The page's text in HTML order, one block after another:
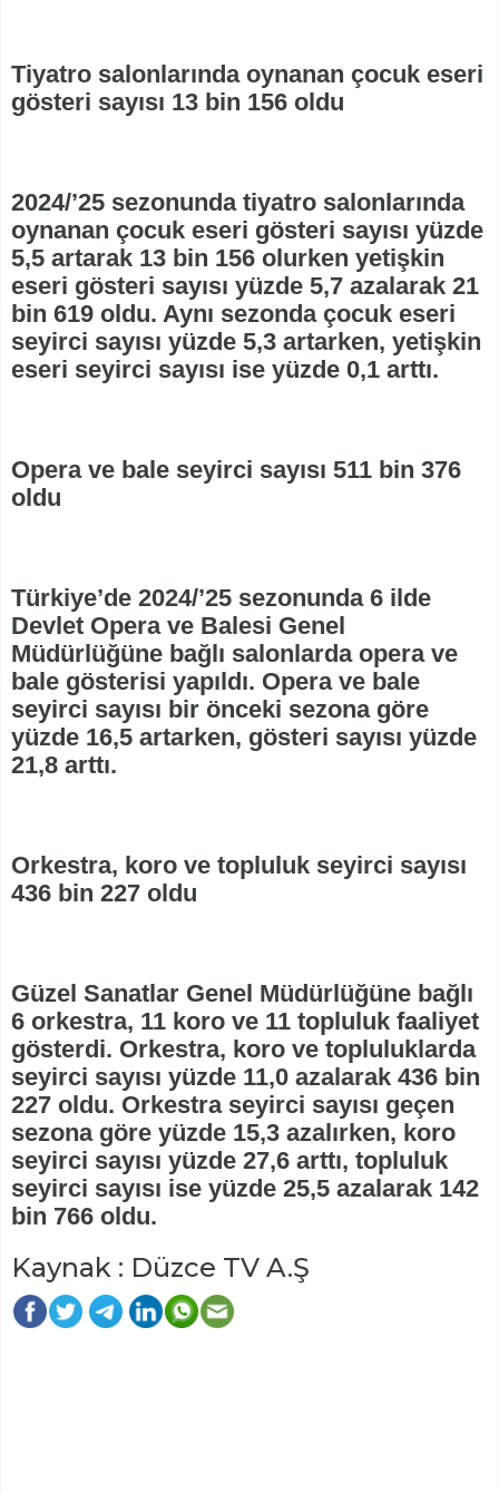
Tiyatro salonlarında oynanan çocuk eseri
gösteri sayısı 13 bin 156 oldu
2024/’25 sezonunda tiyatro salonlarında
oynanan çocuk eseri gösteri sayısı yüzde
5,5 artarak 13 bin 156 olurken yetişkin
eseri gösteri sayısı yüzde 5,7 azalarak 21
bin 619 oldu. Aynı sezonda çocuk eseri
seyirci sayısı yüzde 5,3 artarken, yetişkin
eseri seyirci sayısı ise yüzde 0,1 arttı.
Opera ve bale seyirci sayısı 511 bin 376
oldu
Türkiye’de 2024/’25 sezonunda 6 ilde
Devlet Opera ve Balesi Genel
Müdürlüğüne bağlı salonlarda opera ve
bale gösterisi yapıldı. Opera ve bale
seyirci sayısı bir önceki sezona göre
yüzde 16,5 artarken, gösteri sayısı yüzde
21,8 arttı.
Orkestra, koro ve topluluk seyirci sayısı
436 bin 227 oldu
Güzel Sanatlar Genel Müdürlüğüne bağlı
6 orkestra, 11 koro ve 11 topluluk faaliyet
gösterdi. Orkestra, koro ve topluluklarda
seyirci sayısı yüzde 11,0 azalarak 436 bin
227 oldu. Orkestra seyirci sayısı geçen
sezona göre yüzde 15,3 azalırken, koro
seyirci sayısı yüzde 27,6 arttı, topluluk
seyirci sayısı ise yüzde 25,5 azalarak 142
bin 766 oldu.
Kaynak : Düzce TV A.Ş